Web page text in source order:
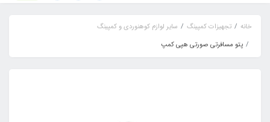
خانه تجهیزات کمپینگ
سایر لوازم کوهنوردی و کمپینگ
پتو مسافرتی صورتی هپی کمپ